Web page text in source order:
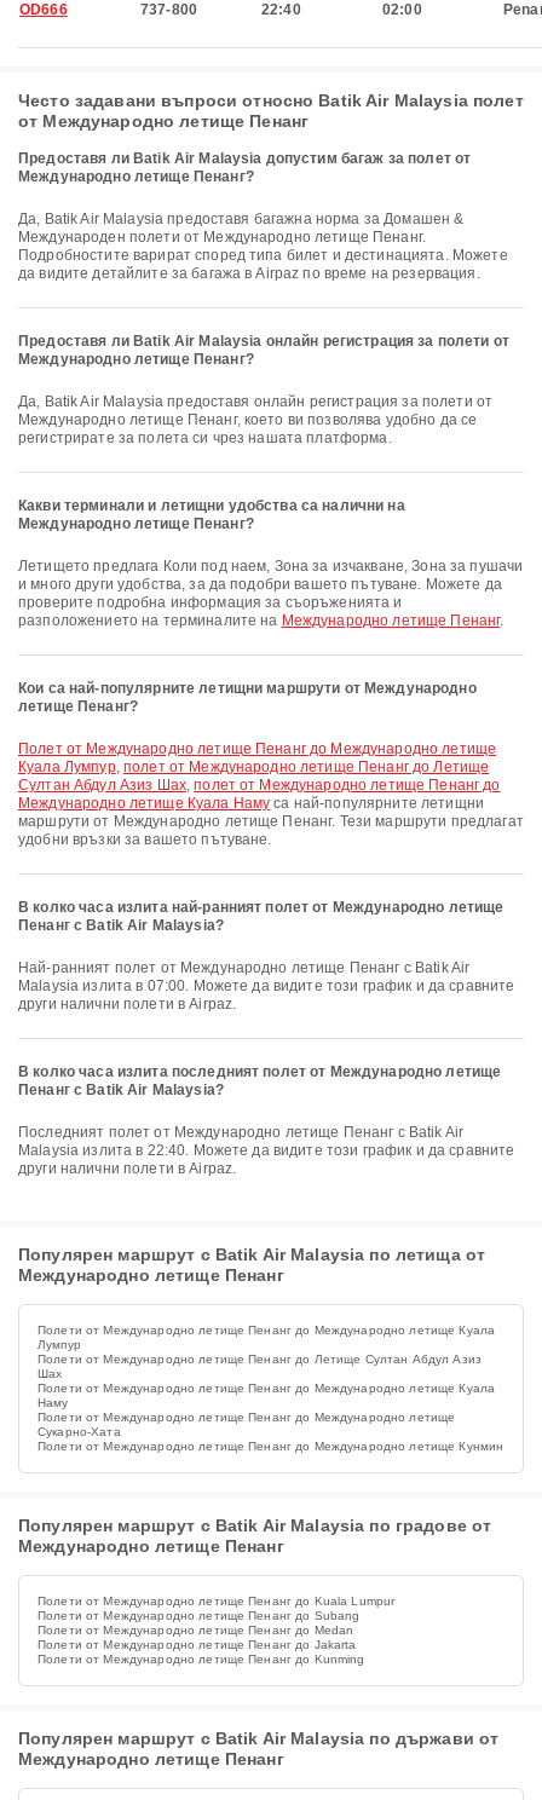
OD666 737-800 22:40 02:00
Често задавани въпроси относно Batik Air Malaysia полет
от Международно летище Пенанг
Предоставя ли Batik Air Malaysia допустим багаж за полет от
Международно летище Пенанг?
Да, Batik Air Malaysia предоставя багажна норма за Домашен &
Международен полети от Международно летище Пенанг.
Подробностите варират според типа билет и дестинацията. Можете
да видите детайлите за багажа в Airpaz по време на резервация.
Предоставя ли Batik Air Malaysia онлайн регистрация за полети от
Международно летище Пенанг?
Да, Batik Air Malaysia предоставя онлайн регистрация за полети от
Международно летище Пенанг, което ви позволява удобно да се
регистрирате за полета си чрез нашата платформа.
Какви терминали и летищни удобства са налични на
Международно летище Пенанг?
Летището предлага Коли под наем, Зона за изчакване, Зона за пушачи
и много други удобства, за да подобри вашето пътуване. Можете да
проверите подробна информация за съоръженията и
разположението на терминалите на Международно летище Пенанг.
Кои са най-популярните летищни маршрути от Международно
летище Пенанг?
полет от Международно летище Пенанг до Международно летище
Куала Лумпур, полет от Международно летище Пенанг до Летище
Султан Абдул Азиз Шах,полет от Международно летище Пенанг до
Международно летище Куала Наму са най-популярните летищни
маршрути от Международно летище Пенанг. Тези маршрути предлагат
удобни връзки за вашето пътуване.
В колко часа излита най-ранният полет от Международно летище
Пенанг с Batik Air Malaysia?
Най-ранният полет от Международно летище Пенанг с Batik Air
Malaysia излита в 07:00. Можете да видите този график и да сравните
други налични полети в Airpaz.
В колко часа излита последният полет от Международно летище
Пенанг с Batik Air Malaysia?
Последният полет от Международно летище Пенанг с Batik Air
Malaysia излита в 22:40. Можете да видите този график и да сравните
други налични полети в Airpaz.
Популярен маршрут с Batik Air Malaysia по летища от
Международно летище Пенанг
Полети от Международно летище Пенанг до Международно летище Куала
Лумпур
Полети от Международно летище Пенанг до Летище Султан Абдул Азиз
Шах
Полети от Международно летище Пенанг до Международно летище Куала
Наму
Полети от Международно летище Пенанг до Международно летище
Сукарно-Хата
Полети от Международно летище Пенанг до Международно летище Кунмин
Популярен маршрут с Batik Air Malaysia по градове от
Международно летище Пенанг
Полети от Международно летище Пенанг до Kuala Lumpur
Полети от Международно летище Пенанг до Subang
Полети от Международно летище Пенанг до Medan
Полети от Международно летище Пенанг до Jakarta
Полети от Международно летище Пенанг до Kunming
Популярен маршрут с Batik Air Malaysia по държави от
Международно летище Пенанг